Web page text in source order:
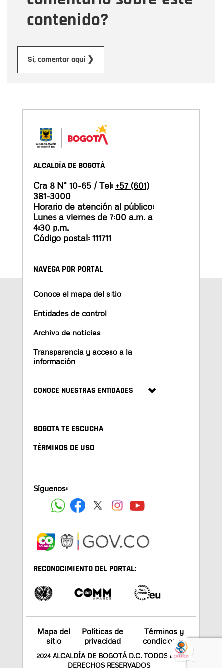
contenido?
Sí, comentar aquí ❯
ALCALDÍA DE BOGOTÁ
Cra 8 N° 10-65 / Tel: +57 (601)
381-3000
Horario de atención al público:
Lunes a viernes de 7:00 a.m. a
4:30 p.m.
Código postal: 111711
NAVEGA POR PORTAL
Conoce el mapa del sitio
Entidades de control
Archivo de noticias
Transparencia y acceso a la
información
CONOCE NUESTRAS ENTIDADES
BOGOTA TE ESCUCHA
TÉRMINOS DE USO
Síguenos:
RECONOCIMIENTO DEL PORTAL:
Mapa del
sitio
Políticas de
privacidad
Términos y
condiciones
2024 ALCALDÍA DE BOGOTÁ D.C. TODOS LOS
DERECHOS RESERVADOS